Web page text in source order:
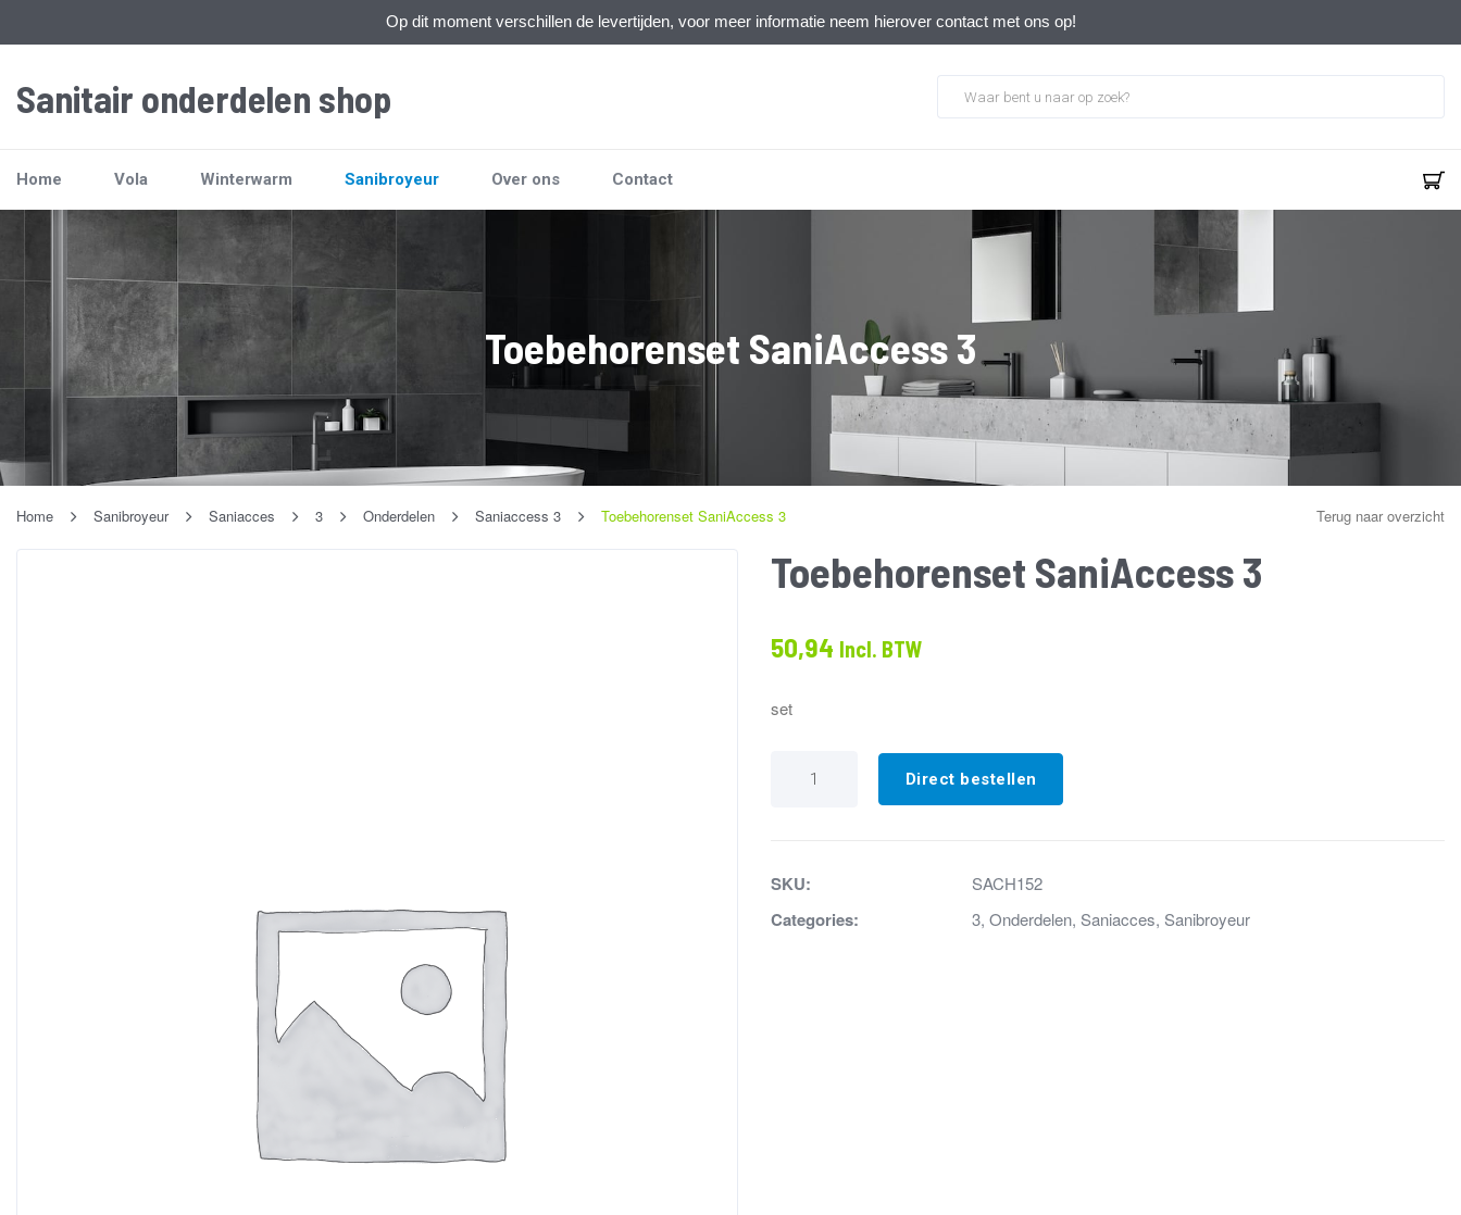
Op dit moment verschillen de levertijden, voor meer informatie neem hierover contact met ons op!
Sanitair onderdelen shop
Home Vola Winterwarm Sanibroyeur Over ons Contact
Toebehorenset SaniAccess 3
Home Sanibroyeur Saniacces 3 Onderdelen Saniaccess 3 Toebehorenset SaniAccess 3 Terug naar overzicht
Toebehorenset SaniAccess 3
50,94 Incl. BTW
set
Toebehorenset
SaniAccess
Direct bestellen
SKU: SACH152
Categories: 3,Onderdelen, Saniacces, Sanibroyeur